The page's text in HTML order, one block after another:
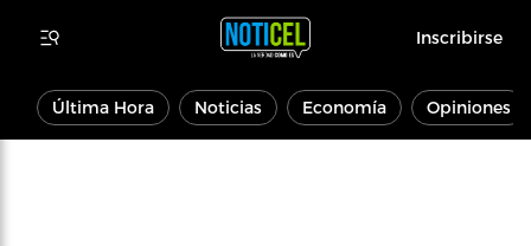
Inscribirse
Última Hora Noticias Economía Opiniones